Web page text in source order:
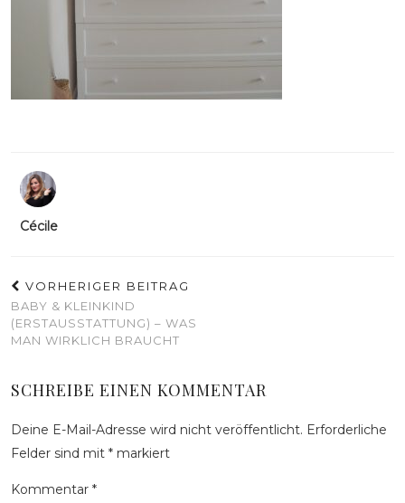
Cécile
VORHERIGER BEITRAG
BABY & KLEINKIND
(ERSTAUSSTATTUNG) – WAS
MAN WIRKLICH BRAUCHT
SCHREIBE EINEN KOMMENTAR
Deine E-Mail-Adresse wird nicht veröffentlicht. Erforderliche
Felder sind mit * markiert
Kommentar *